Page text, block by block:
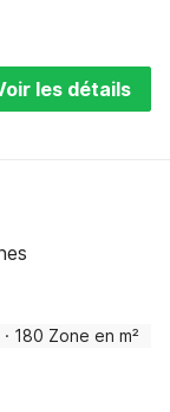
les détails
· 180 Zone en m²